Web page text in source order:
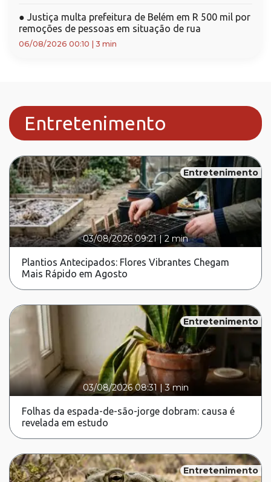
● Justiça multa prefeitura de Belém em R 500 mil por
remoções de pessoas em situação de rua
06/08/2026 00:10 3 min
Entretenimento
Entretenimento
03/08/2026 09:21|2 min
Plantios Antecipados: Flores Vibrantes Chegam
Mais Rápido em Agosto
Entretenimento
03/08/2026 08:31 |3 min
Folhas da espada-de-são-jorge dobram: causa é
revelada em estudo
Entretenimento